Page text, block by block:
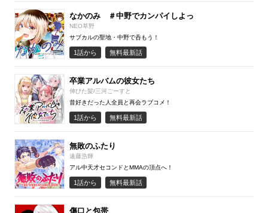
なかのみ ＃中野でカンパイしよっ
NEO草野
サブカルの聖地・中野で呑もう！
1話から 無料最新話
卒業アルバムの彼女たち
伸びた髪/三河ごーすと
昔好きだった人全員と再会ラブコメ！
1話から 無料最新話
無敗のふたり
遠藤浩輝
アル中天才セコンドとMMAの頂点へ！
1話から 無料最新話
傷口と包帯